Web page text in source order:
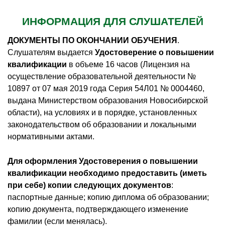
ИНФОРМАЦИЯ ДЛЯ СЛУШАТЕЛЕЙ
ДОКУМЕНТЫ ПО ОКОНЧАНИИ ОБУЧЕНИЯ .
Слушателям выдается Удостоверение о повышении
квалификации в объеме 16 часов (Лицензия на
осуществление образовательной деятельности №
10897 от 07 мая 2019 года Серия 54Л01 № 0004460,
выдана Министерством образования Новосибирской
области), на условиях и в порядке, установленных
законодательством об образовании и локальными
нормативными актами.
Для оформления Удостоверения о повышении
квалификации необходимо предоставить (иметь
при себе) копии следующих документов:
паспортные данные; копию диплома об образовании;
копию документа, подтверждающего изменение
фамилии (если менялась).